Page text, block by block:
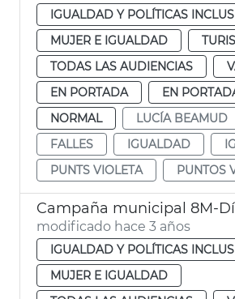
IGUALDAD Y POLÍTICAS
MUJER E IGUALDAD
TODAS LAS AUDIENCIAS
EN PORTADA
EN
NORMAL
LUCÍA BEAMUD
FALLES
IGUALDAD
PUNTS VIOLETA
PUNTOS
modificado hace 3 años
IGUALDAD Y POLÍTICAS
MUJER E IGUALDAD